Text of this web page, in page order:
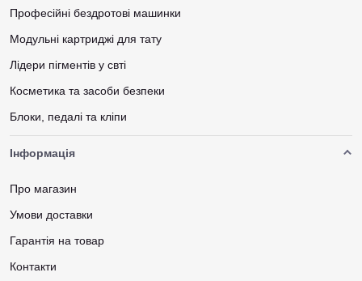
Професійні бездротові машинки
Модульні картриджі для тату
Лідери пігментів у свті
Косметика та засоби безпеки
Блоки, педалі та кліпи
Інформація
Про магазин
Умови доставки
Гарантія на товар
Контакти